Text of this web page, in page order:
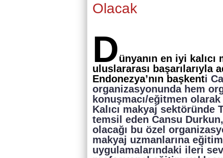
Olacak
Dünyanın en iyi
uluslararası başarılarıyla
Endonezya’nın başkenti
organizasyonunda hem
konuşmacı/eğitmen
Kalıcı makyaj sektöründe
temsil eden Cansu
olacağı bu özel
makyaj uzmanlarına
uygulamalarındaki ileri